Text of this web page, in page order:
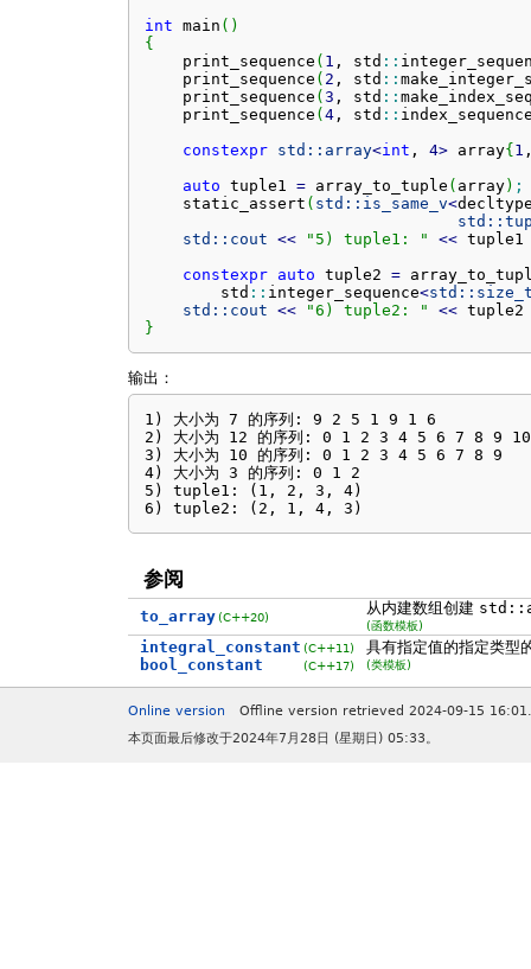
int main ( )
{
    print_sequence
( 1 , std ::
    print_sequence
( 2 , std ::
    print_sequence
( 3 , std ::
    print_sequence
( 4, std ::
constexpr
std:: array<int , 4> array{ 1
auto tuple1 = array_to_tuple ( array) ;
    static_assert
( std:: is_same_v<
std::
std:: cout << "5) tuple1: " <<
constexpr
auto tuple2 =
        std
:: integer_sequence<std::
std:: cout << "6) tuple2: " <<
}
输出：
1) 大小为 7 的序列: 9 2 5 1 9 1 6
2) 大小为 12 的序列: 0 1 2 3 4 5 6 7 8 9
3) 大小为 10 的序列: 0 1 2 3 4 5 6 7 8 9
4) 大小为 3 的序列: 0 1 2
5) tuple1: (1, 2, 3, 4)
6) tuple2: (2, 1, 4, 3)
参阅
to_array (C++20) 从内建数组创建
(函数模板)
integral_constant
bool_constant
(C++11)
(C++17)
具有指定值的指定类型
(类模板)
Online version
Offline version retrieved 2024-09-15 16:01.
本页面最后修改于2024年7月28日 (星期日) 05:33。